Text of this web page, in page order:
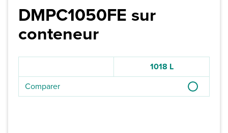
DMPC1050FE sur
conteneur
1018 L
Comparer